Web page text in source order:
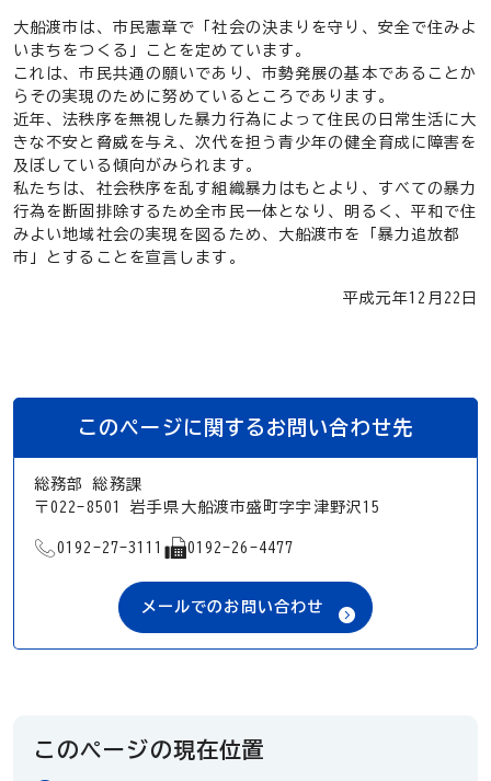
大船渡市は、市民憲章で「社会の決まりを守り、安全で住みよ
いまちをつくる」ことを定めています。
これは、市民共通の願いであり、市勢発展の基本であることか
らその実現のために努めているところであります。
近年、法秩序を無視した暴力行為によって住民の日常生活に大
きな不安と脅威を与え、次代を担う青少年の健全育成に障害を
及ぼしている傾向がみられます。
私たちは、社会秩序を乱す組織暴力はもとより、すべての暴力
行為を断固排除するため全市民一体となり、明るく、平和で住
みよい地域社会の実現を図るため、大船渡市を「暴力追放都
市」とすることを宣言します。
平成元年12月22日
このページに関するお問い合わせ先
総務部 総務課
〒022-8501 岩手県大船渡市盛町字宇津野沢15
TEL
0192-27-3111 FAX
0192-26-4477
メールでのお問い合わせ
このページの現在位置